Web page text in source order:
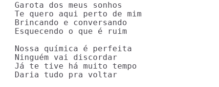
Garota dos meus sonhos
Te quero aqui perto de mim
Brincando e conversando
Esquecendo o que é ruim
Nossa química é perfeita
Ninguém vai discordar
Já te tive há muito tempo
Daria tudo pra voltar